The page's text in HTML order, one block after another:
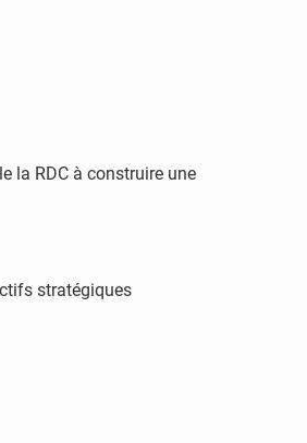
la RDC à construire une
stratégiques